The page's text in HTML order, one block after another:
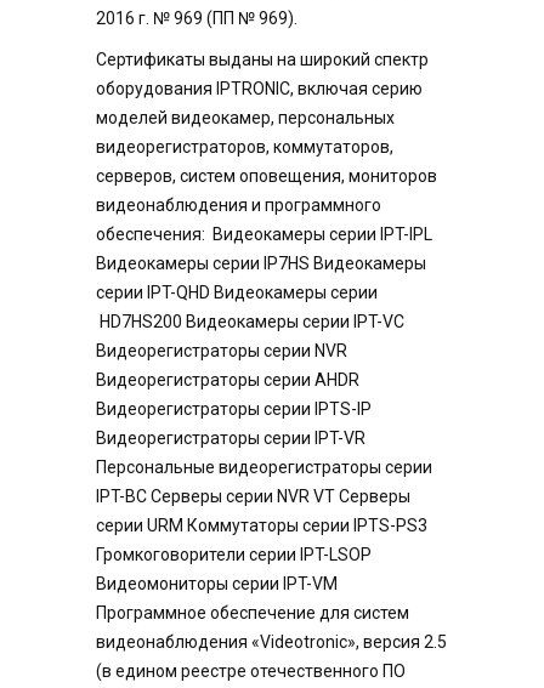
2016 г. № 969 (ПП № 969).
Сертификаты выданы на широкий спектр
оборудования IPTRONIC, включая серию
моделей видеокамер, персональных
видеорегистраторов, коммутаторов,
серверов, систем оповещения, мониторов
видеонаблюдения и программного
обеспечения: Видеокамеры серии IPT-IPL
Видеокамеры серии IP7HS Видеокамеры
серии IPT-QHD Видеокамеры серии
HD7HS200 Видеокамеры серии IPT-VC
Видеорегистраторы серии NVR
Видеорегистраторы серии AHDR
Видеорегистраторы серии IPTS-IP
Видеорегистраторы серии IPT-VR
Персональные видеорегистраторы серии
IPT-BC Серверы серии NVR VT Серверы
серии URM Коммутаторы серии IPTS-PS3
Громкоговорители серии IPT-LSOP
Видеомониторы серии IPT-VM
Программное обеспечение для систем
видеонаблюдения «Videotronic», версия 2.5
(в едином реестре отечественного ПО